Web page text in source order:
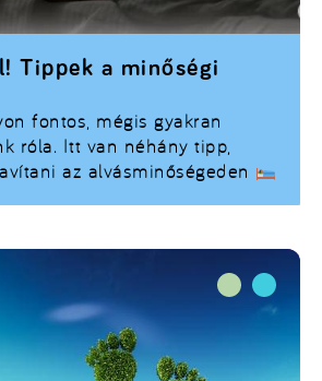
fontos, mégis gyakran
róla. Itt van néhány tipp,
az alvásminőségeden
Tippek a minőségi